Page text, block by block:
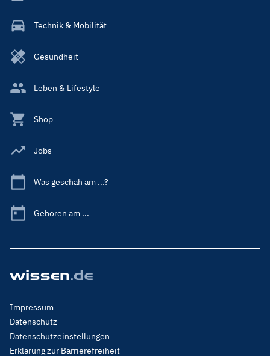
Technik & Mobilität
Gesundheit
Leben & Lifestyle
Shop
Jobs
Was geschah am ...?
Geboren am ...
Footer
Menu
Legal
Impressum
Datenschutz
Datenschutzeinstellungen
Erklärung zur Barrierefreiheit